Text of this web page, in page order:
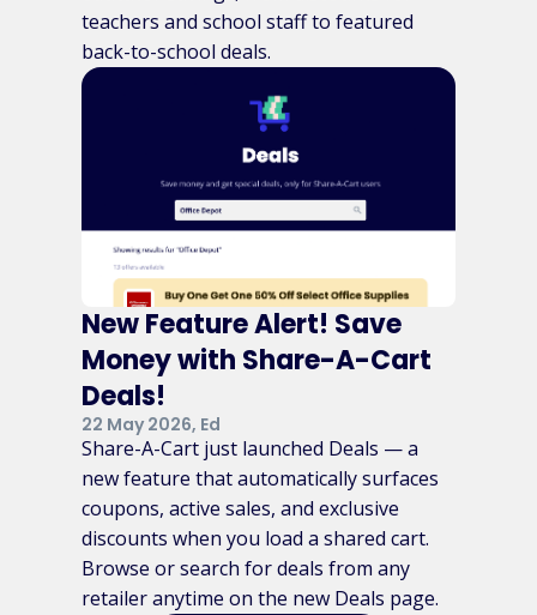
teachers and school staff to featured
back-to-school deals.
New Feature Alert! Save
Money with Share-A-Cart
Deals!
22 May 2026, Ed
Share-A-Cart just launched Deals — a
new feature that automatically surfaces
coupons, active sales, and exclusive
discounts when you load a shared cart.
Browse or search for deals from any
retailer anytime on the new Deals page.